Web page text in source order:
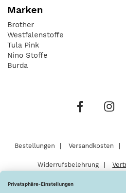
Marken
Brother
Westfalenstoffe
Tula Pink
Nino Stoffe
Burda
Bestellungen Versandkosten
Widerrufsbelehrung
Barrierefreiheitserklärung